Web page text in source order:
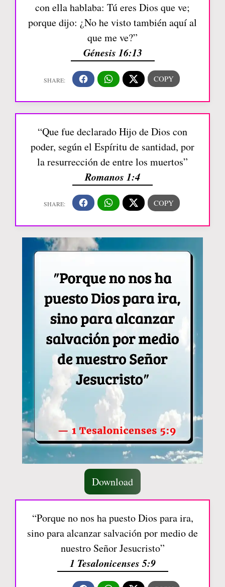
con ella hablaba: Tú eres Dios que ve;
porque dijo: ¿No he visto también aquí al
que me ve?”
Génesis 16:13
“Que fue declarado Hijo de Dios con
poder, según el Espíritu de santidad, por
la resurrección de entre los muertos”
Romanos 1:4
Download
“Porque no nos ha puesto Dios para ira,
sino para alcanzar salvación por medio de
nuestro Señor Jesucristo”
1 Tesalonicenses 5:9